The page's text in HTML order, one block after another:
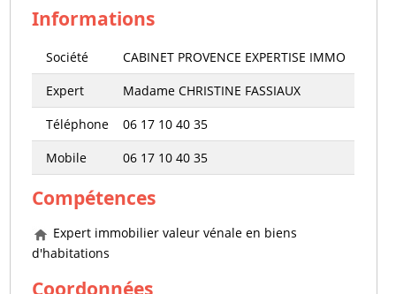
Informations
Société
CABINET PROVENCE EXPERTISE IMMO
Expert
Madame CHRISTINE FASSIAUX
Téléphone
06 17 10 40 35
Mobile
06 17 10 40 35
Compétences
Expert immobilier valeur vénale en biens
d'habitations
Coordonnées